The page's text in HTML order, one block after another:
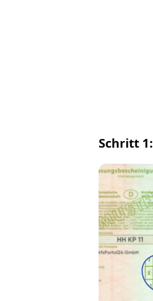
Schritt 1: